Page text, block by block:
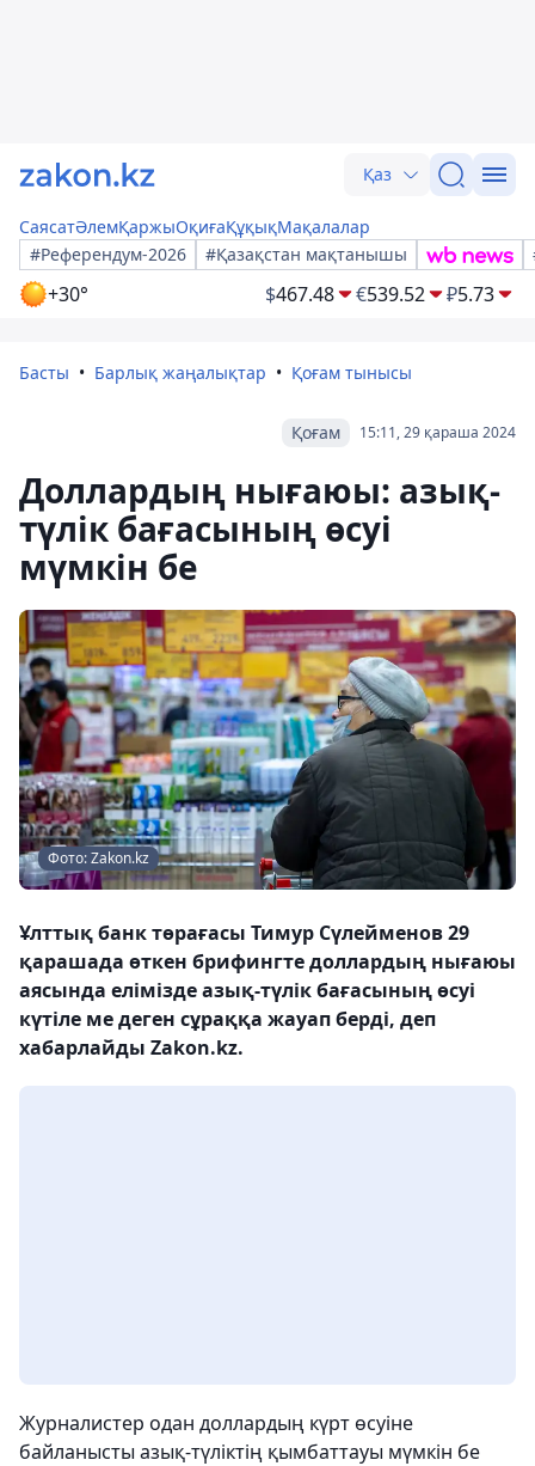
Қаз
СаясатӘлемҚаржыОқиғаҚұқықМақалалар
#Референдум-2026
#Қазақстан мақтанышы
+30° $467.48 €539.52 ₽5.73
Басты Барлық жаңалықтар Қоғам тынысы
15:11, 29 қараша 2024
Қоғам
Доллардың нығаюы: азық-
түлік бағасының өсуі
мүмкін бе
Фото: Zakon.kz
Ұлттық банк төрағасы Тимур Сүлейменов 29
қарашада өткен брифингте доллардың нығаюы
аясында елімізде азық-түлік бағасының өсуі
күтіле ме деген сұраққа жауап берді, деп
хабарлайды Zakon.kz.
Журналистер одан доллардың күрт өсуіне
байланысты азық-түліктің қымбаттауы мүмкін бе